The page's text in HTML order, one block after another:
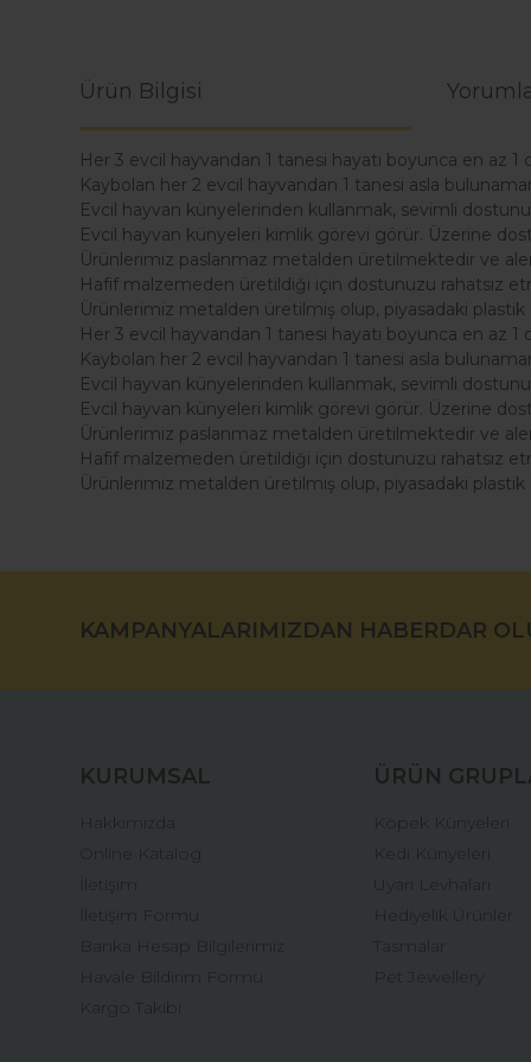
Ürün Bilgisi
Her 3 evcil hayvandan 1 tanesi hayatı boyunca en az 1
Kaybolan her 2 evcil hayvandan 1 tanesi asla
Evcil hayvan künyelerinden kullanmak, sevimli
Evcil hayvan künyeleri kimlik görevi görür. Üzerine
Ürünlerimiz paslanmaz metalden üretilmektedir ve
Hafif malzemeden üretildiği için dostunuzu rahatsız
Ürünlerimiz metalden üretilmiş olup, piyasadaki plastik
Her 3 evcil hayvandan 1 tanesi hayatı boyunca en az 1
Kaybolan her 2 evcil hayvandan 1 tanesi asla
Evcil hayvan künyelerinden kullanmak, sevimli
Evcil hayvan künyeleri kimlik görevi görür. Üzerine
Ürünlerimiz paslanmaz metalden üretilmektedir ve
Hafif malzemeden üretildiği için dostunuzu rahatsız
Ürünlerimiz metalden üretilmiş olup, piyasadaki plastik
Görüş ve önerileriniz için teşekkür ederiz.
Ürün resmi kalitesiz, bozuk veya görüntülenemiyor.
Ürün bilgilerinde hatalar bulunuyor.
Bu ürüne benzer farklı alternatifler olmalı.
KAMPANYALARIMIZDAN HABERDAR
KURUMSAL
Hakkımızda
Online Katalog
İletişim
İletişim Formu
Banka Hesap Bilgilerimiz
Havale Bildirim Formu
Kargo Takibi
ÜRÜN
Köpek Künyeleri
Kedi Künyeleri
Uyarı Levhaları
Hediyelik Ürünler
Tasmalar
Pet Jewellery